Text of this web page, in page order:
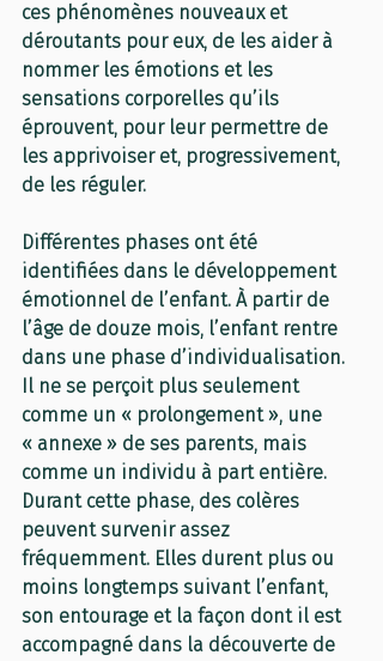
ces phénomènes nouveaux et
déroutants pour eux, de les aider à
nommer les émotions et les
sensations corporelles qu’ils
éprouvent, pour leur permettre de
les apprivoiser et, progressivement,
de les réguler.
Différentes phases ont été
identifiées dans le développement
émotionnel de l’enfant. À partir de
l’âge de douze mois, l’enfant rentre
dans une phase d’individualisation.
Il ne se perçoit plus seulement
comme un « prolongement », une
« annexe » de ses parents, mais
comme un individu à part entière.
Durant cette phase, des colères
peuvent survenir assez
fréquemment. Elles durent plus ou
moins longtemps suivant l’enfant,
son entourage et la façon dont il est
accompagné dans la découverte de